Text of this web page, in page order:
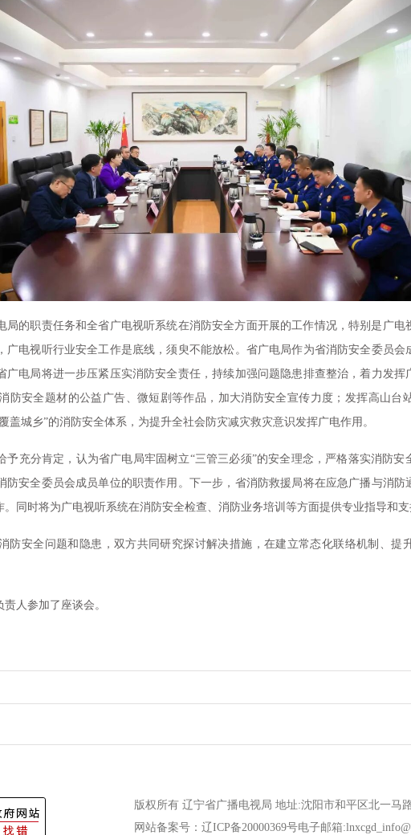
职责任务和全省广电视听系统在消防安全方面开展的工作情况，特别是广电
广电视听行业安全工作是底线，须臾不能放松。省广电局作为省消防安全委员
广电局将进一步压紧压实消防安全责任，持续加强问题隐患排查整治，着力发
防安全题材的公益广告、微短剧等作品，加大消防安全宣传力度；发挥高山台
盖城乡”的消防安全体系，为提升全社会防灾减灾救灾意识发挥广电作用。
分肯定，认为省广电局牢固树立“三管三必须”的安全理念，严格落实消防安
防安全委员会成员单位的职责作用。下一步，省消防救援局将在应急广播与消
同时将为广电视听系统在消防安全检查、消防业务培训等方面提供专业指导和支
安全问题和隐患，双方共同研究探讨解决措施，在建立常态化联络机制、提
人参加了座谈会。
版权所有 辽宁省广播电视局 地址:沈阳市和平区北一马
网站备案号：辽ICP备20000369号电子邮箱